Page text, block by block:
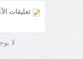
تعليقات
لا